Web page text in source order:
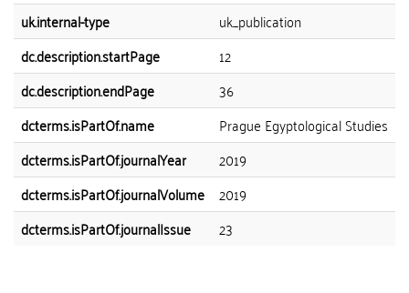
uk.internal-type
uk_publication
dc.description.startPage
12
dc.description.endPage
36
dcterms.isPartOf.name
Prague Egyptological Studies
dcterms.isPartOf.journalYear
2019
dcterms.isPartOf.journalVolume 2019
dcterms.isPartOf.journalIssue
23